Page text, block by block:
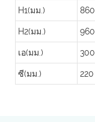
H1(มม.) 860
H2(มม.) 960
เอ(มม.) 300
ซี(มม.) 220